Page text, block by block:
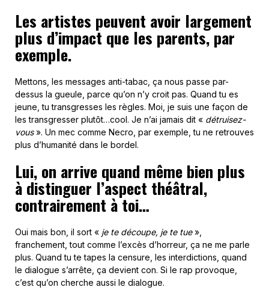
Les artistes peuvent avoir largement
plus d’impact que les parents, par
exemple.
Mettons, les messages anti-tabac, ça nous passe par-
dessus la gueule, parce qu’on n’y croit pas. Quand tu es
jeune, tu transgresses les règles. Moi, je suis une façon de
les transgresser plutôt…cool. Je n’ai jamais dit « détruisez-
vous». Un mec comme Necro, par exemple, tu ne retrouves
plus d’humanité dans le bordel.
Lui, on arrive quand même bien plus
à distinguer l’aspect théâtral,
contrairement à toi…
Oui mais bon, il sort « je te découpe, je te tue»,
franchement, tout comme l’excès d’horreur, ça ne me parle
plus. Quand tu te tapes la censure, les interdictions, quand
le dialogue s’arrête, ça devient con. Si le rap provoque,
c’est qu’on cherche aussi le dialogue.